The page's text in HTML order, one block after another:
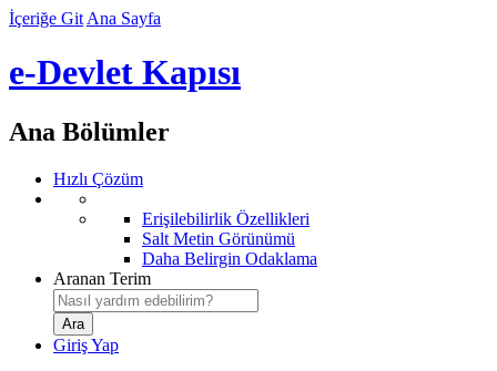
İçeriğe Git Ana Sayfa
e-Devlet Kapısı
Ana Bölümler
Hızlı Çözüm
Erişilebilirlik Özellikleri
Salt Metin Görünümü
Daha Belirgin Odaklama
Aranan Terim
Giriş Yap